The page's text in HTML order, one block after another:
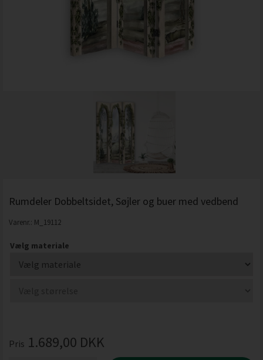
Rumdeler Dobbeltsidet, Søjler og buer med vedbend
Varenr.: M_19112
Vælg materiale
Pris 1.689,00 DKK